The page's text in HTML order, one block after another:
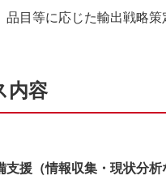
品目等に応じた輸出戦略
内容
支援（情報収集・現状分析